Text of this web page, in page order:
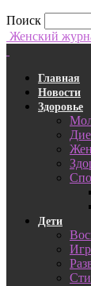
Поиск
Женский
Главная
Новости
Здоровье
Дети